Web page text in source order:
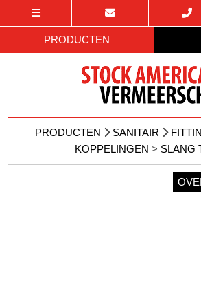
PRODUCTEN
PRODUCTEN SANITAIR
KOPPELINGEN > SLANG